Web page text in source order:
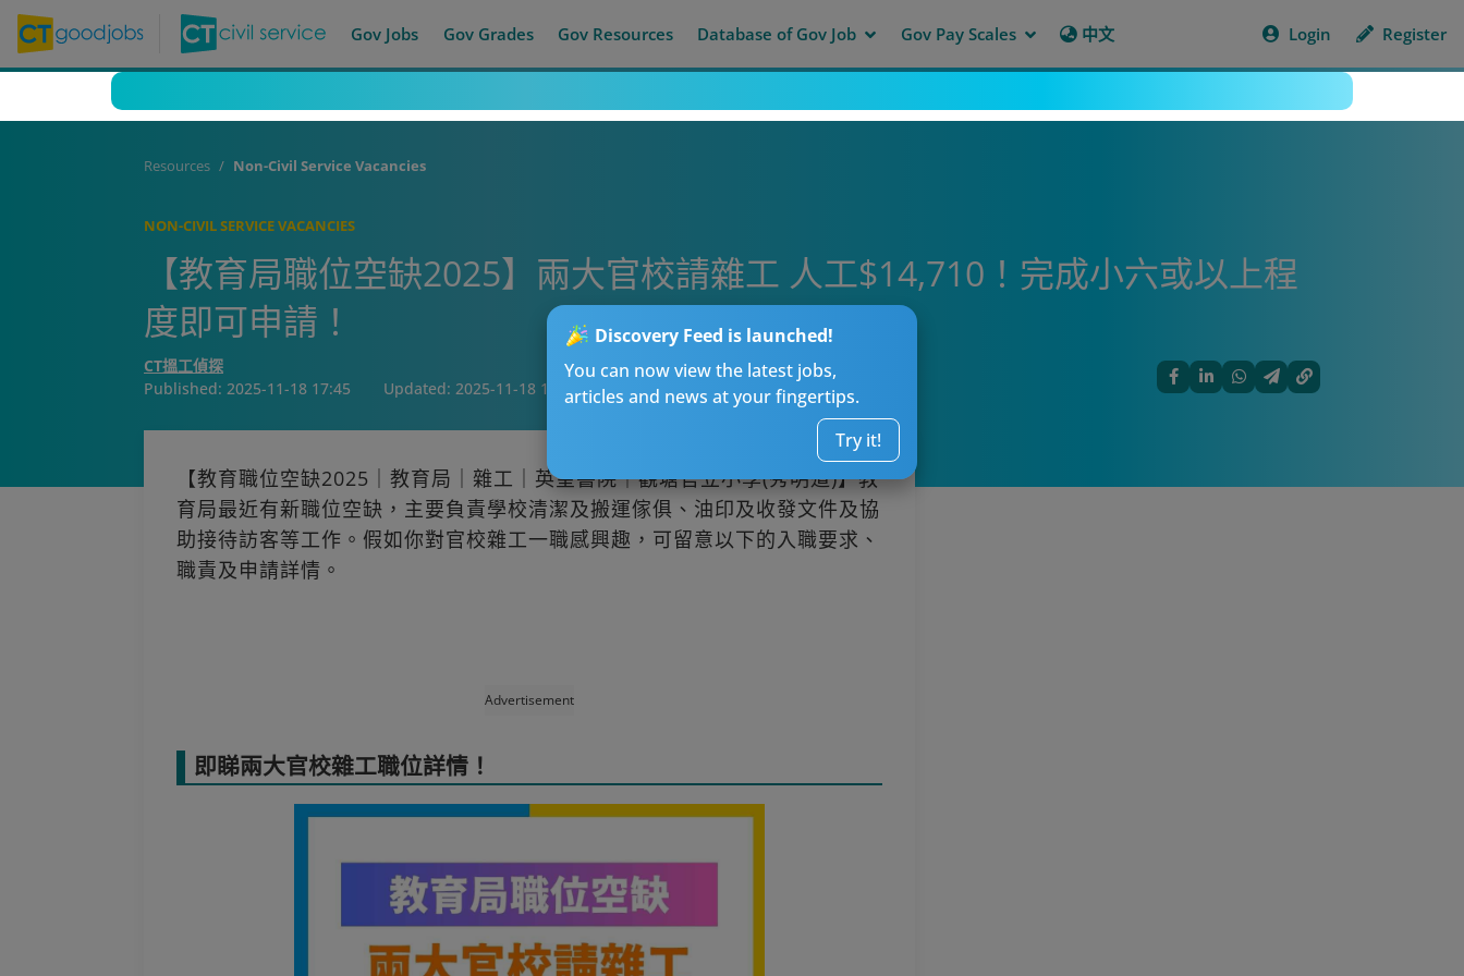
Gov Jobs Gov Grades Gov Resources Database of Gov Job Gov Pay Scales 中文 Login Register
Discovery Feed is launched!
You can now view the latest jobs,
articles and news at your fingertips.
Try it!
Resources Non-Civil Service Vacancies
NON-CIVIL SERVICE VACANCIES
【教育局職位空缺2025】兩大官校請雜工 人工$14,710！完成小六或以上程
度即可申請！
CT搵工偵探
Published: 2025-11-18 17:45 Updated: 2025-11-18 17:45
【教育職位空缺2025｜教育局｜雜工｜英皇書院｜觀塘官立小學(秀明道)】教
育局最近有新職位空缺，主要負責學校清潔及搬運傢俱、油印及收發文件及協
助接待訪客等工作。假如你對官校雜工一職感興趣，可留意以下的入職要求、
職責及申請詳情。
Advertisement
即睇兩大官校雜工職位詳情！